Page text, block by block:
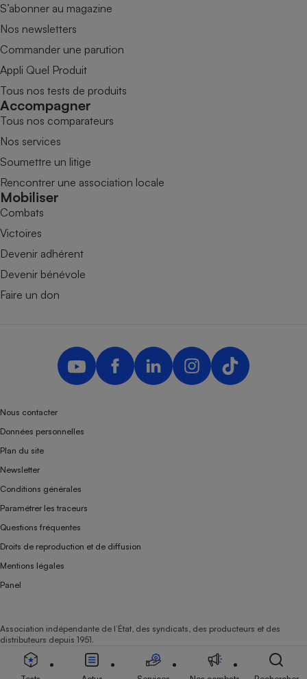
S’abonner au magazine
Nos newsletters
Commander une parution
Appli Quel Produit
Tous nos tests de produits
Accompagner
Tous nos comparateurs
Nos services
Soumettre un litige
Rencontrer une association locale
Mobiliser
Combats
Victoires
Devenir adhérent
Devenir bénévole
Faire un don
Nous contacter
Données personnelles
Plan du site
Newsletter
Conditions générales
Paramétrer les traceurs
Questions fréquentes
Droits de reproduction et de diffusion
Mentions légales
Panel
Association indépendante de l’État, des syndicats, des producteurs et des
distributeurs depuis 1951.